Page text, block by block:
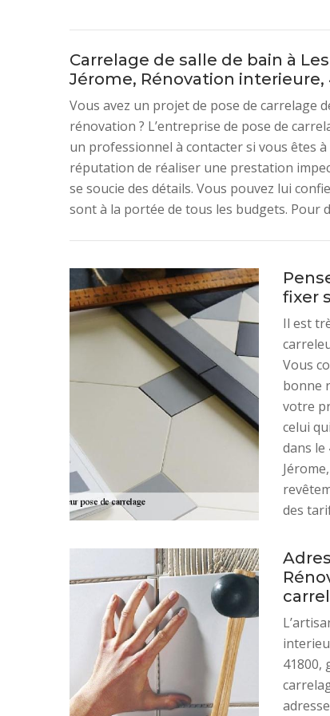
Carrelage de salle de bain à
Jérome, Rénovation interieure,
Vous avez un projet de pose de carrelage
rénovation ? L’entreprise de pose de
un professionnel à contacter si vous êtes
réputation de réaliser une prestation
se soucie des détails. Vous pouvez lui
sont à la portée de tous les budgets. Pour
fixer
Il est
Vous
bonne
votre
celui
dans le
des
41800,